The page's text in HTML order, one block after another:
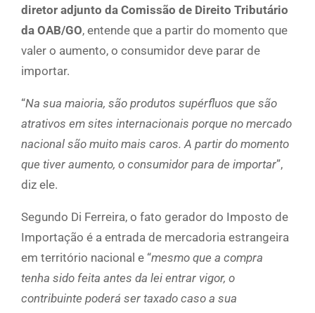
diretor adjunto da Comissão de Direito Tributário
da OAB/GO, entende que a partir do momento que
valer o aumento, o consumidor deve parar de
importar.
“Na sua maioria, são produtos supérfluos que são
atrativos em sites internacionais porque no mercado
nacional são muito mais caros. A partir do momento
que tiver aumento, o consumidor para de importar”,
diz ele.
Segundo Di Ferreira, o fato gerador do Imposto de
Importação é a entrada de mercadoria estrangeira
em território nacional e “mesmo que a compra
tenha sido feita antes da lei entrar vigor, o
contribuinte poderá ser taxado caso a sua